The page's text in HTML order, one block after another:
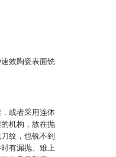
效陶瓷表面铣
或者采用连体
机构，故在抛
纹，也铣不到
有漏抛、难上